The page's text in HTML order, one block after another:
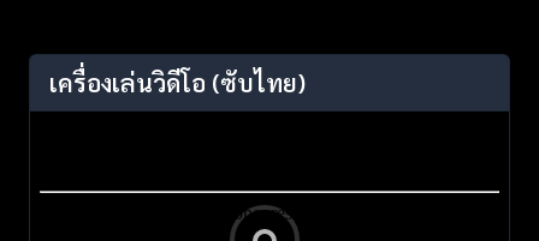
เครื่องเล่นวิดีโอ (ซับไทย)